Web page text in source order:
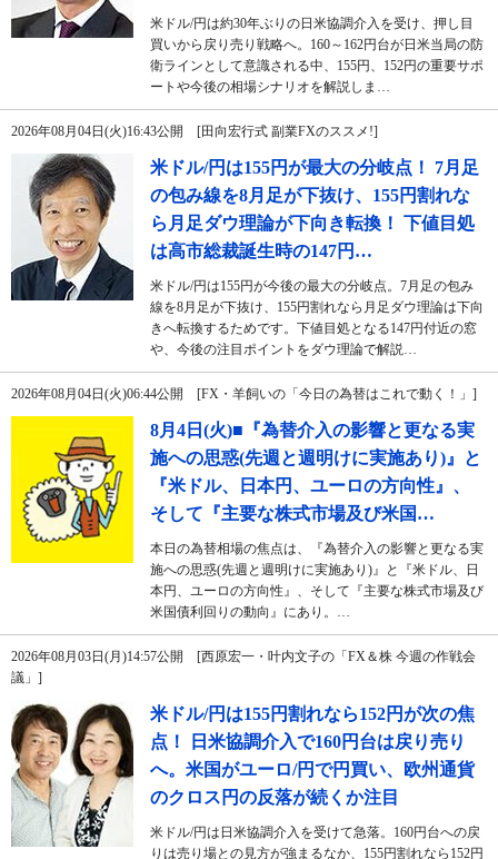
米ドル/円は約30年ぶりの日米協調介入を受け、押し目
買いから戻り売り戦略へ。160～162円台が日米当局の防
衛ラインとして意識される中、155円、152円の重要サポ
ートや今後の相場シナリオを解説しま…
2026年08月04日(火)16:43公開 [田向宏行式 副業FXのススメ!]
米ドル/円は155円が最大の分岐点！ 7月足
の包み線を8月足が下抜け、155円割れな
ら月足ダウ理論が下向き転換！ 下値目処
は高市総裁誕生時の147円…
米ドル/円は155円が今後の最大の分岐点。7月足の包み
線を8月足が下抜け、155円割れなら月足ダウ理論は下向
きへ転換するためです。下値目処となる147円付近の窓
や、今後の注目ポイントをダウ理論で解説…
2026年08月04日(火)06:44公開 [FX・羊飼いの「今日の為替はこれで動く！」]
8月4日(火)■『為替介入の影響と更なる実
施への思惑(先週と週明けに実施あり)』と
『米ドル、日本円、ユーロの方向性』、
そして『主要な株式市場及び米国…
本日の為替相場の焦点は、『為替介入の影響と更なる実
施への思惑(先週と週明けに実施あり)』と『米ドル、日
本円、ユーロの方向性』、そして『主要な株式市場及び
米国債利回りの動向』にあり。…
2026年08月03日(月)14:57公開 [西原宏一・叶内文子の「FX＆株 今週の作戦会
議」]
米ドル/円は155円割れなら152円が次の焦
点！ 日米協調介入で160円台は戻り売り
へ。米国がユーロ/円で円買い、欧州通貨
のクロス円の反落が続くか注目
米ドル/円は日米協調介入を受けて急落。160円台への戻
りは売り場との見方が強まるなか、155円割れなら152円